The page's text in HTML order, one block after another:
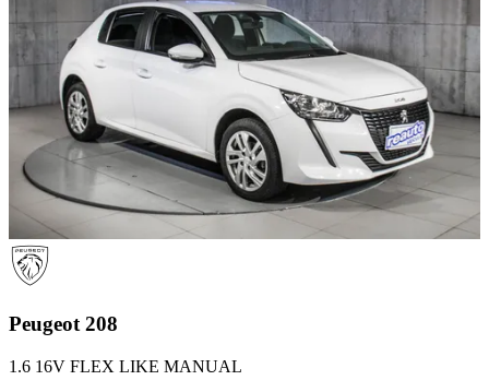
Peugeot 208
1.6 16V FLEX LIKE MANUAL